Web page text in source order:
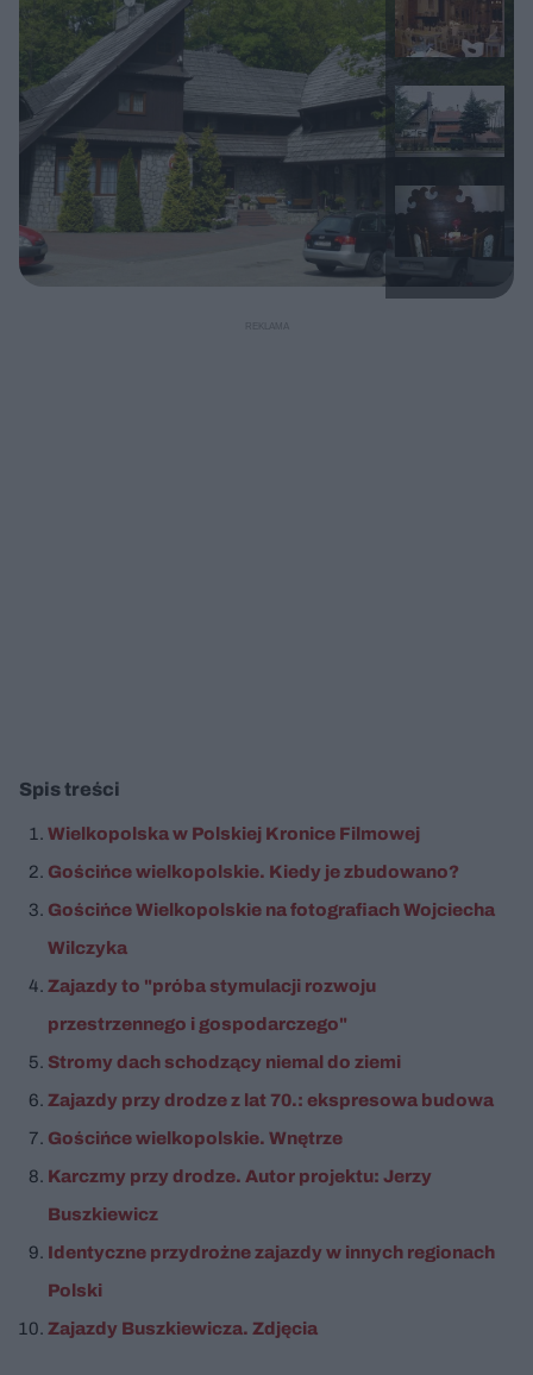
Spis treści
Wielkopolska w Polskiej Kronice Filmowej
Gościńce wielkopolskie. Kiedy je zbudowano?
Gościńce Wielkopolskie na fotografiach Wojciecha
Wilczyka
Zajazdy to "próba stymulacji rozwoju
przestrzennego i gospodarczego"
Stromy dach schodzący niemal do ziemi
Zajazdy przy drodze z lat 70.: ekspresowa budowa
Gościńce wielkopolskie. Wnętrze
Karczmy przy drodze. Autor projektu: Jerzy
Buszkiewicz
Identyczne przydrożne zajazdy w innych regionach
Polski
Zajazdy Buszkiewicza. Zdjęcia